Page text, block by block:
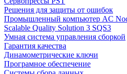
Решения для защиты от ошибок
Промышленный компьютер AC
Scalable Quality Solution 3 SQS3
Умная система управления сборкой
Гарантия качества
Динамометрические ключи
Програмное обеспечение